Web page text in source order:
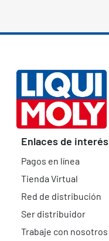
Enlaces de interés
Pagos en línea
Tienda Virtual
Red de distribución
Ser distribuidor
Trabaje con nosotros